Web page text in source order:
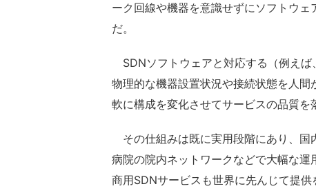
ーク回線や機器を意識せずにソフトウ
だ。
SDNソフトウェアと対応する（例えば
物理的な機器設置状況や接続状態を人
軟に構成を変化させてサービスの品質を
その仕組みは既に実用段階にあり、国
病院の院内ネットワークなどで大幅な
商用SDNサービスも世界に先んじて提